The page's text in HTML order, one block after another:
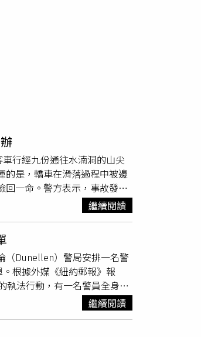
行經九份通往水湳洞的山尖
的是，轎車在滑落過程中被邊
一命。警方表示，事故發生
往現場救援。到場後發現宋
還出現精神恍惚及多語等情
同意書後，依法實施藥物快
。由於此類藥物可能造成嗜
交通事故風險。警方後續依涉
其他影響駕駛能力的藥物，
。警方也提醒，部分苯二氮平
眾若服藥後出現嗜睡、反應
繼續閱讀
（Dunellen）警局安排一名警
根據外媒《紐約郵報》報
執法行動，有一名警員全身布
是否開車邊玩手機、傳訊息，
規，並提升道路安全。據紐澤
元至400元（約新台幣
繼續閱讀